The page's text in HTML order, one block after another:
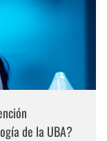
de la UBA?